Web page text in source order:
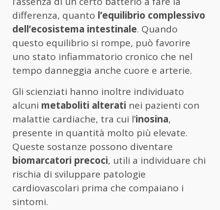
differenza, quanto l’equilibrio complessivo
dell’ecosistema intestinale. Quando
questo equilibrio si rompe, può favorire
uno stato infiammatorio cronico che nel
tempo danneggia anche cuore e arterie.
Gli scienziati hanno inoltre individuato
alcuni metaboliti alterati nei pazienti con
malattie cardiache, tra cui l’inosina,
presente in quantità molto più elevate.
Queste sostanze possono diventare
biomarcatori precoci, utili a individuare chi
rischia di sviluppare patologie
cardiovascolari prima che compaiano i
sintomi.